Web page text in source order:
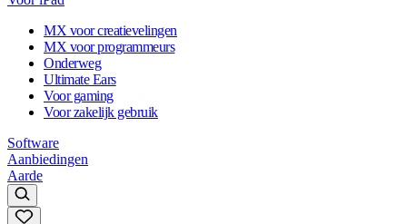
MX voor creatievelingen
MX voor programmeurs
Onderweg
Ultimate Ears
Voor gaming
Voor zakelijk gebruik
Software
Aanbiedingen
Aarde